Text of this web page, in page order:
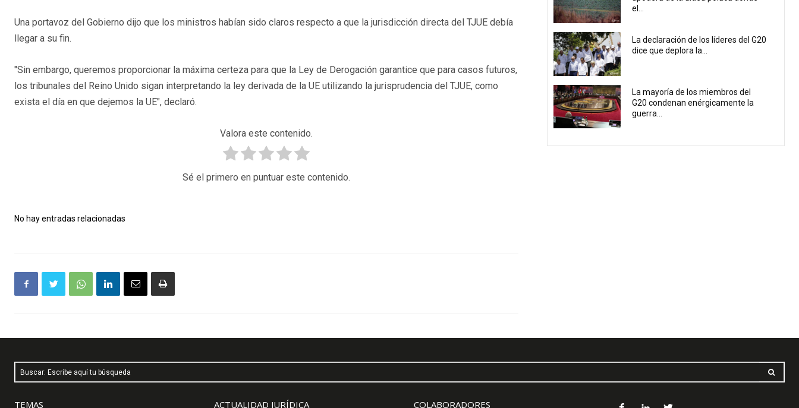
Una portavoz del Gobierno dijo que los ministros habían sido claros respecto a que la jurisdicción directa del TJUE debía
llegar a su fin.
"Sin embargo, queremos proporcionar la máxima certeza para que la Ley de Derogación garantice que para casos futuros,
los tribunales del Reino Unido sigan interpretando la ley derivada de la UE utilizando la jurisprudencia del TJUE, como
exista el día en que dejemos la UE", declaró.
Valora este contenido.
Sé el primero en puntuar este contenido.
No hay entradas relacionadas
el...
La declaración de los líderes del G20
dice que deplora la...
La mayoría de los miembros del
G20 condenan enérgicamente la
guerra...
Buscar: Escribe aquí tu búsqueda
TEMAS ACTUALIDAD JURÍDICA COLABORADORES